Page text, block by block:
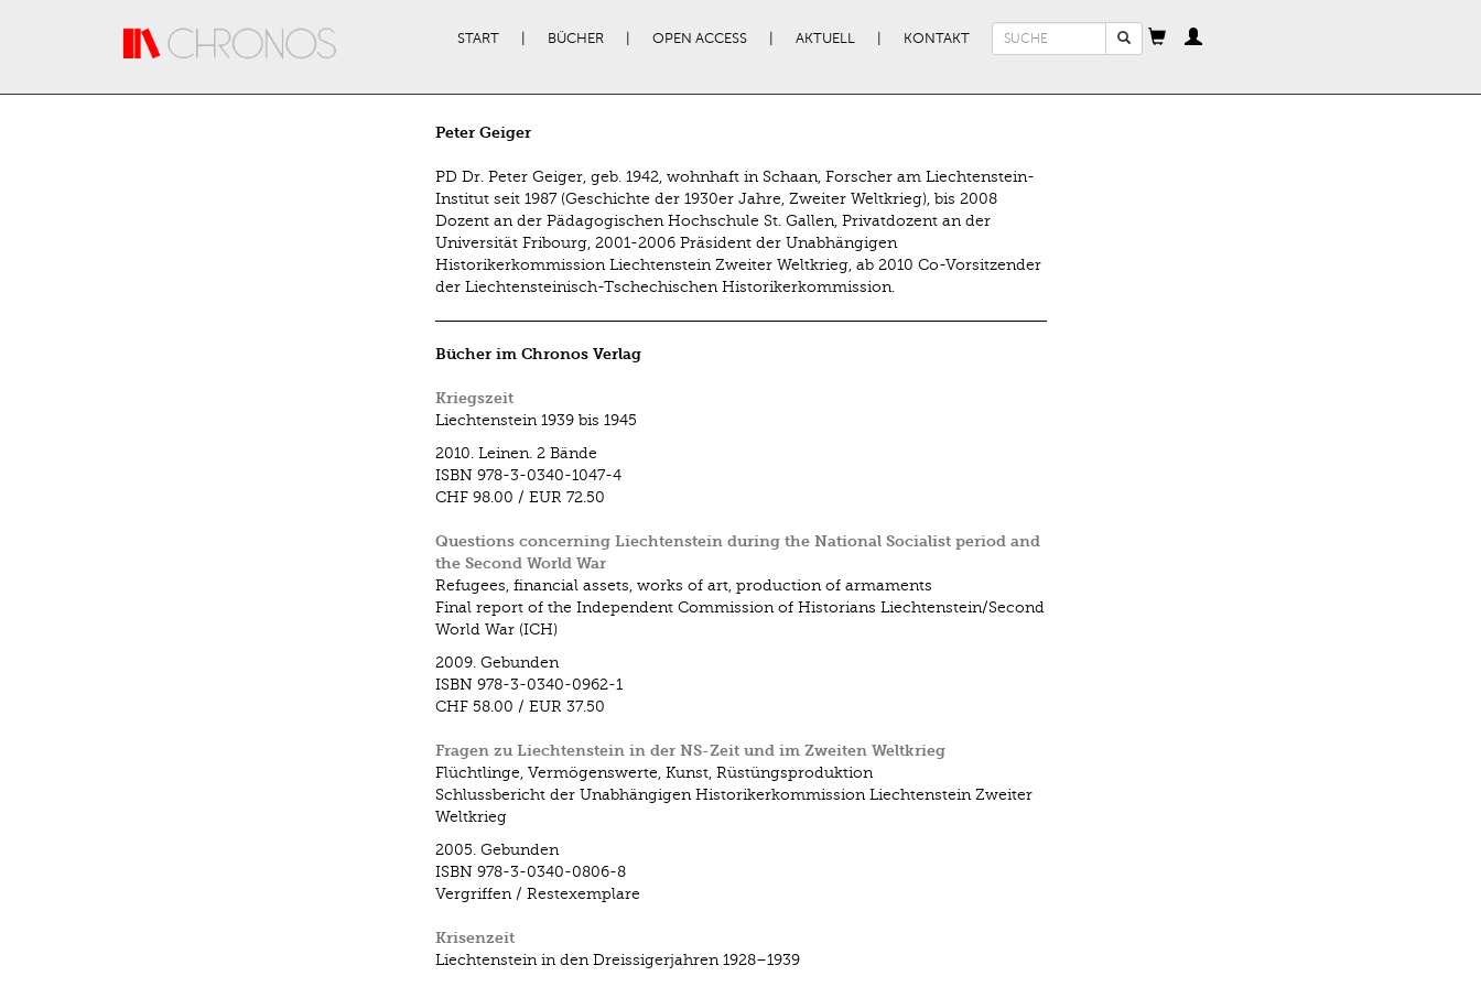
START BÜCHER OPEN ACCESS AKTUELL KONTAKT
Suchformular
Peter Geiger
PD Dr. Peter Geiger, geb. 1942, wohnhaft in Schaan, Forscher am Liechtenstein-
Institut seit 1987 (Geschichte der 1930er Jahre, Zweiter Weltkrieg), bis 2008
Dozent an der Pädagogischen Hochschule St. Gallen, Privatdozent an der
Universität Fribourg, 2001-2006 Präsident der Unabhängigen
Historikerkommission Liechtenstein Zweiter Weltkrieg, ab 2010 Co-Vorsitzender
der Liechtensteinisch-Tschechischen Historikerkommission.
Bücher im Chronos Verlag
Kriegszeit
Liechtenstein 1939 bis 1945
2010. Leinen. 2 Bände
ISBN 978-3-0340-1047-4
CHF 98.00 / EUR 72.50
Questions concerning Liechtenstein during the National Socialist period and
the Second World War
Refugees, financial assets, works of art, production of armaments
Final report of the Independent Commission of Historians Liechtenstein/Second
World War (ICH)
2009. Gebunden
ISBN 978-3-0340-0962-1
CHF 58.00 / EUR 37.50
Fragen zu Liechtenstein in der NS-Zeit und im Zweiten Weltkrieg
Flüchtlinge, Vermögenswerte, Kunst, Rüstüngsproduktion
Schlussbericht der Unabhängigen Historikerkommission Liechtenstein Zweiter
Weltkrieg
2005. Gebunden
ISBN 978-3-0340-0806-8
Vergriffen / Restexemplare
Krisenzeit
Liechtenstein in den Dreissigerjahren 1928–1939